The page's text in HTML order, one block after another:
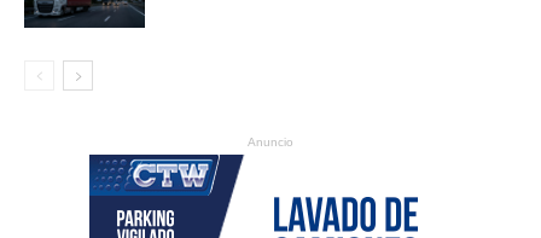
Anuncio